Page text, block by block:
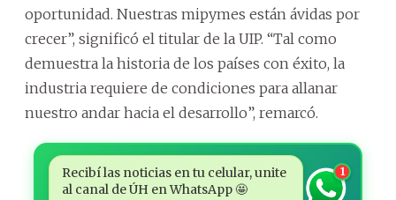
oportunidad. Nuestras mipymes están ávidas por
crecer”, significó el titular de la UIP. “Tal como
demuestra la historia de los países con éxito, la
industria requiere de condiciones para allanar
nuestro andar hacia el desarrollo”, remarcó.
Recibí las noticias en tu celular, unite
al canal de ÚH en WhatsApp 🤩
1